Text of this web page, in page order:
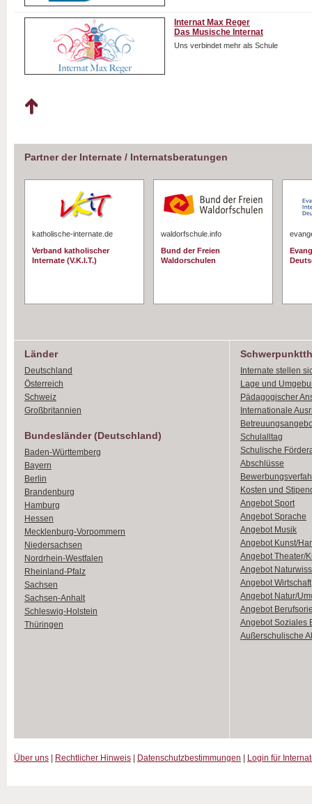
Internat Max Reger
Das Musische Internat
Uns verbindet mehr als Schule
Partner der Internate / Internatsberatungen
katholische-internate.de
Verband katholischer
Internate (V.K.I.T.)
waldorfschule.info
Bund der Freien
Waldorschulen
Länder
Deutschland
Österreich
Schweiz
Großbritannien
Bundesländer (Deutschland)
Baden-Württemberg
Bayern
Berlin
Brandenburg
Hamburg
Hessen
Mecklenburg-Vorpommern
Niedersachsen
Nordrhein-Westfalen
Rheinland-Pfalz
Sachsen
Sachsen-Anhalt
Schleswig-Holstein
Thüringen
Internate stellen
Lage und
Pädagogischer
Internationale
Schulalltag
Schulische
Abschlüsse
Kosten und
Angebot Sport
Angebot Sprache
Angebot Musik
Angebot Kunst/
Angebot Theater/
Angebot
Angebot Wirtschaft
Angebot Natur/
Angebot
Angebot Soziales
Außerschulische
Über uns Rechtlicher Hinweis Datenschutzbestimmungen Login für